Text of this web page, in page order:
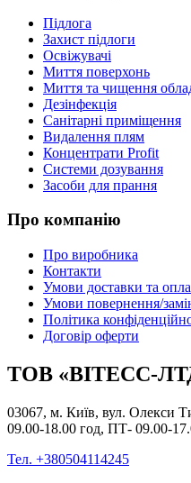
Підлога
Захист підлоги
Освіжувачі
Миття поверхонь
Миття та чищення
Дезінфекція
Санітарні приміщення
Видалення плям
Концентрати Profit
Системи дозування
Засоби для прання
Про компанію
Про виробника
Контакти
Умови доставки та
Умови повернення/
Політика
Договір оферти
ТОВ «ВІТЕСС-
03067, м. Київ, вул. Олекси
09.00-18.00 год, ПТ- 09.00-
Тел. +380504114245